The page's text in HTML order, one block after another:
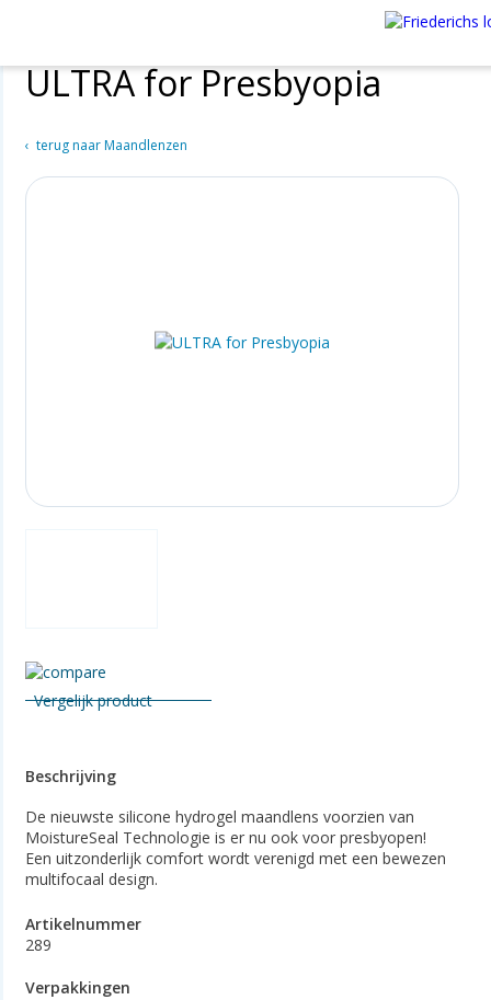
ULTRA for Presbyopia
terug naar Maandlenzen
Vergelijk product
Beschrijving
De nieuwste silicone hydrogel maandlens voorzien van
MoistureSeal Technologie is er nu ook voor presbyopen!
Een uitzonderlijk comfort wordt verenigd met een bewezen
multifocaal design.
Artikelnummer
289
Verpakkingen